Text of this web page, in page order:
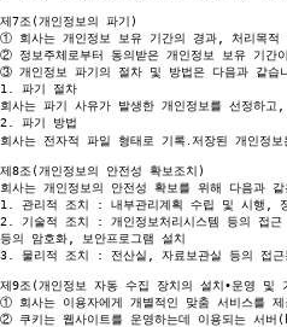
①
②
③ 개인정보 파기의 절차 및 방법은 다음과 같습
1. 파기 절차
회사는 파기 사유가 발생한 개인정보를 선정하
2. 파기 방법
회사는 전자적 파일 형태로 기록․저장된 개인정
제8조(개인정보의 안전성 확보조치)
회사는 개인정보의 안전성 확보를 위해 다음과
1. 관리적 조치 : 내부관리계획 수립 및 시행,
2. 기술적 조치 : 개인정보처리시스템 등의 접
등의 암호화, 보안프로그램 설치
3. 물리적 조치 : 전산실, 자료보관실 등의 접근
①
② 쿠키는 웹사이트를 운영하는데 이용되는 서